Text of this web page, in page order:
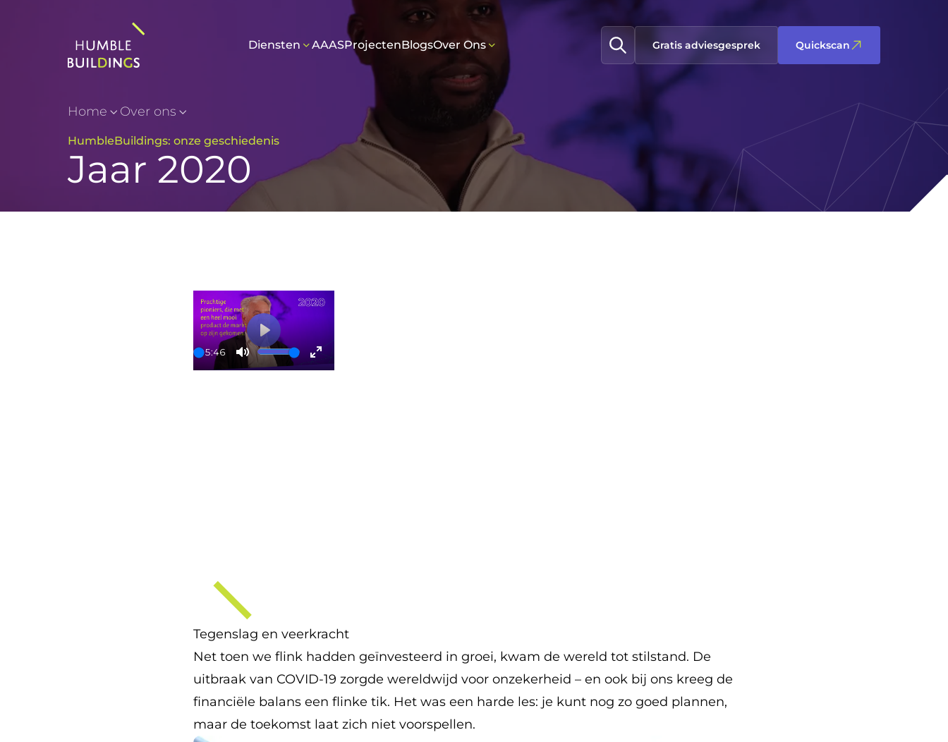
Diensten AAASProjectenBlogsOver Ons Gratis adviesgesprek Quickscan
Home Over ons
HumbleBuildings: onze geschiedenis
Jaar 2020
Play
05:46
Mute
Enter
Play
Tegenslag en veerkracht
Net toen we flink hadden geïnvesteerd in groei, kwam de wereld tot stilstand. De
uitbraak van COVID-19 zorgde wereldwijd voor onzekerheid – en ook bij ons kreeg de
financiële balans een flinke tik. Het was een harde les: je kunt nog zo goed plannen,
maar de toekomst laat zich niet voorspellen.